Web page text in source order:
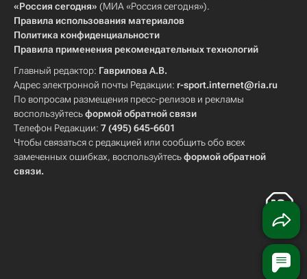
«Россия сегодня» (МИА «Россия сегодня»).
Правила использования материалов
Политика конфиденциальности
Правила применения рекомендательных технологий
Главный редактор: Гаврилова А.В.
Адрес электронной почты Редакции: r-sport.internet@ria.ru
По вопросам размещения пресс-релизов и рекламы
воспользуйтесьформой обратной связи
Телефон Редакции: 7 (495) 645-6601
Чтобы связаться с редакцией или сообщить обо всех
замеченных ошибках, воспользуйтесьформой обратной
связи.